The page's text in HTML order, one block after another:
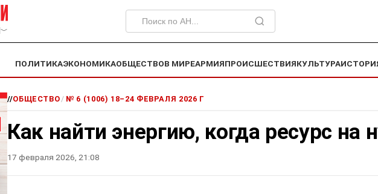
﹀
ПОЛИТИКАЭКОНОМИКАОБЩЕСТВОВ МИРЕАРМИЯПРОИСШЕСТВИЯКУЛЬТУРА
//ОБЩЕСТВО/ № 6 (1006) 18–24 ФЕВРАЛЯ 2026 Г
Как найти энергию, когда ресурс на
17 февраля 2026, 21:08